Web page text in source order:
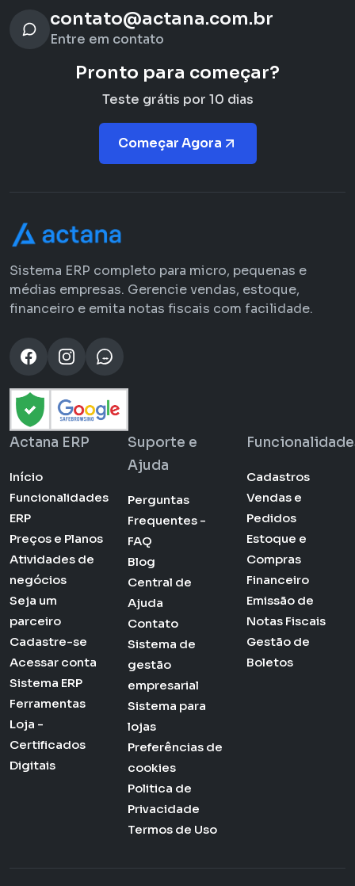
contato@actana.com.br
Entre em contato
Pronto para começar?
Teste grátis por 10 dias
Começar Agora
Sistema ERP completo para micro, pequenas e
médias empresas. Gerencie vendas, estoque,
financeiro e emita notas fiscais com facilidade.
Actana ERP
Início
Funcionalidades
ERP
Preços e Planos
Atividades de
negócios
Seja um
parceiro
Cadastre-se
Acessar conta
Sistema ERP
Ferramentas
Loja -
Certificados
Digitais
Suporte e
Ajuda
Perguntas
Frequentes -
FAQ
Blog
Central de
Ajuda
Contato
Sistema de
gestão
empresarial
Sistema para
lojas
Preferências de
cookies
Politica de
Privacidade
Termos de Uso
Cadastros
Vendas e
Pedidos
Estoque e
Compras
Financeiro
Emissão de
Notas Fiscais
Gestão de
Boletos